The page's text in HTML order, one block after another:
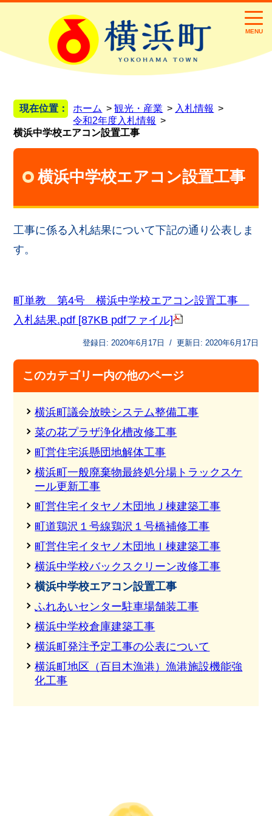
MENU
現在位置： ホーム 観光・産業
入札情報
令和2年度入札情報
横浜中学校エアコン設置工事
横浜中学校エアコン設置工事
工事に係る入札結果について下記の通り公表しま
す。
町単教 第4号 横浜中学校エアコン設置工事
入札結果.pdf [87KB pdfファイル]
登録日: 2020年6月17日 / 更新日: 2020年6月17日
このカテゴリー内の他のページ
横浜町議会放映システム整備工事
菜の花プラザ浄化槽改修工事
町営住宅浜懸団地解体工事
横浜町一般廃棄物最終処分場トラックスケ
ール更新工事
町営住宅イタヤノ木団地Ｊ棟建築工事
町道鶏沢１号線鶏沢１号橋補修工事
町営住宅イタヤノ木団地Ｉ棟建築工事
横浜中学校バックスクリーン改修工事
横浜中学校エアコン設置工事
ふれあいセンター駐車場舗装工事
横浜中学校倉庫建築工事
横浜町発注予定工事の公表について
横浜町地区（百目木漁港）漁港施設機能強
化工事